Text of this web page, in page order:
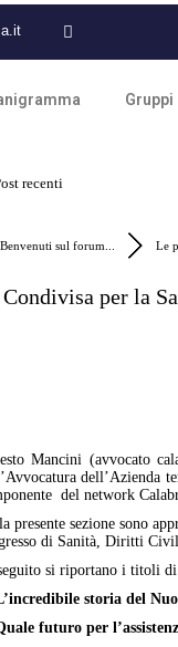
recenti
Benvenuti sul forum... Le
per la
Mancini (avvocato
dell’Azienda
del network
presente sezione sono
di Sanità, Diritti
si riportano i titoli di
storia del
futuro per